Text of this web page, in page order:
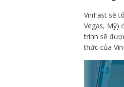
VinFast sẽ
Vegas, Mỹ)
trình sẽ
thức của